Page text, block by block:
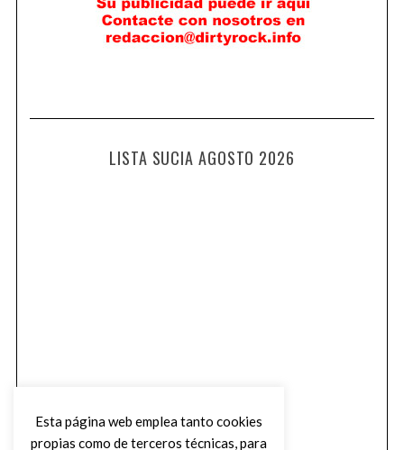
LISTA SUCIA AGOSTO 2026
Esta página web emplea tanto cookies
propias como de terceros técnicas, para